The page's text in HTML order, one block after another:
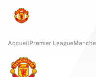
AccueilPremier League